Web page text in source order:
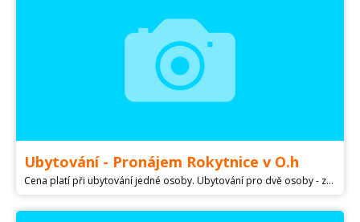
Ubytování - Pronájem Rokytnice v O.h
Cena platí při ubytování jedné osoby. Ubytování pro dvě osoby - zaměstnace , nebo rodinu 3 - 4 osoby je cena 14000Kč , 1.nadzemním podlaží. Cena je včetně energií , voda , el., odpady . Plně vybavená kuchyň , sporák, lednice , mikrovlnka , varná konvice . Šatna , koupelna , obývák se sedačkou dvojlůžkem , televizí a wifi internetem . V patře - mezonet - ložnice s dvěma nebo třemi lůžky. Parkování před domem na soukromém parkovišti Rokytnice v O.h 512 Pište email -- truhlarstvi.resler@